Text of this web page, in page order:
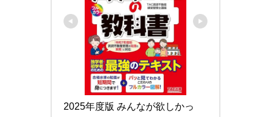
2025年度版 みんなが欲しかっ